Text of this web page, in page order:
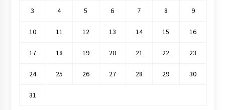
3 4 5 6 7 8 9
10 11 12 13 14 15 16
17 18 19 20 21 22 23
24 25 26 27 28 29 30
31